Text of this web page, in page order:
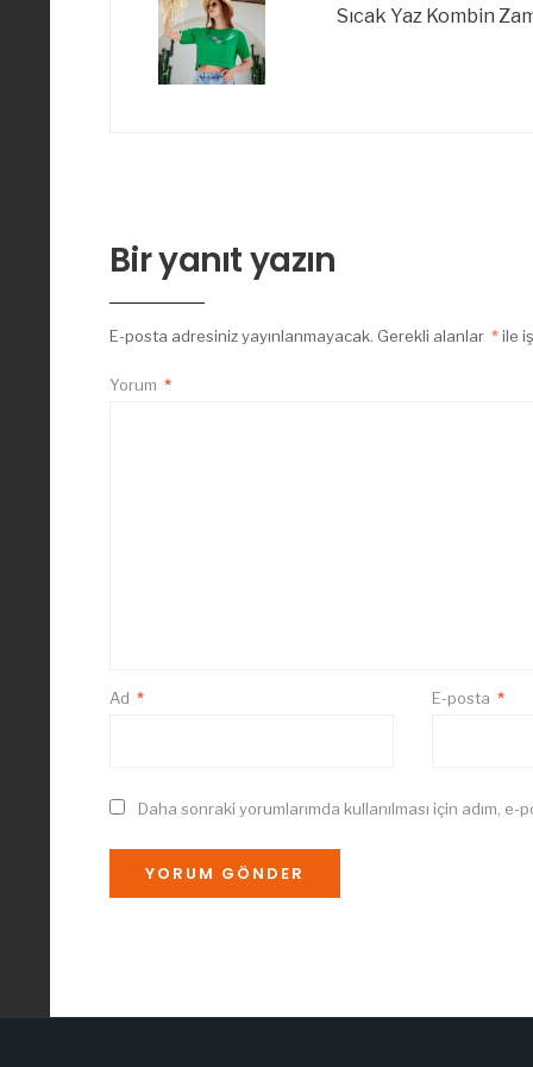
Sıcak Yaz Kombin
Bir yanıt yazın
E-posta adresiniz yayınlanmayacak. Gerekli alanlar *ile
Yorum *
Ad * E-posta *
Daha sonraki yorumlarımda kullanılması için adım,